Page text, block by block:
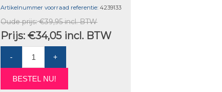
Artikelnummer voorraad referentie: 4239133
Oude prijs: €39,95 incl. BTW
Prijs: €34,05 incl. BTW
- +
BESTEL NU!